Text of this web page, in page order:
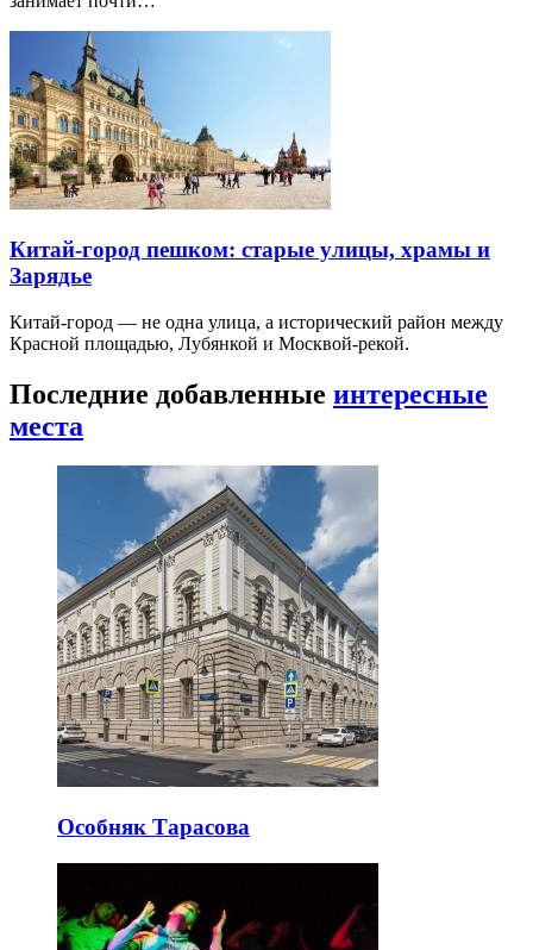
Китай-город пешком: старые улицы, храмы и
Зарядье
Китай-город — не одна улица, а исторический район между
Красной площадью, Лубянкой и Москвой-рекой.
Последние добавленные интересные
места
Особняк Тарасова